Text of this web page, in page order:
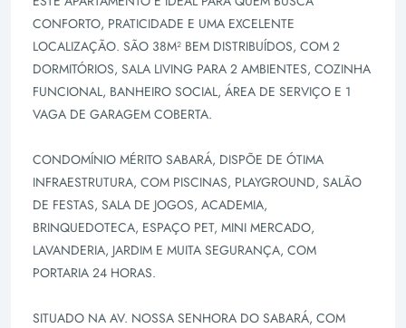
CONFORTO, PRATICIDADE E UMA EXCELENTE
LOCALIZAÇÃO. SÃO 38M² BEM DISTRIBUÍDOS, COM 2
DORMITÓRIOS, SALA LIVING PARA 2 AMBIENTES, COZINHA
FUNCIONAL, BANHEIRO SOCIAL, ÁREA DE SERVIÇO E 1
VAGA DE GARAGEM COBERTA.
CONDOMÍNIO MÉRITO SABARÁ, DISPÕE DE ÓTIMA
INFRAESTRUTURA, COM PISCINAS, PLAYGROUND, SALÃO
DE FESTAS, SALA DE JOGOS, ACADEMIA,
BRINQUEDOTECA, ESPAÇO PET, MINI MERCADO,
LAVANDERIA, JARDIM E MUITA SEGURANÇA, COM
PORTARIA 24 HORAS.
SITUADO NA AV. NOSSA SENHORA DO SABARÁ, COM